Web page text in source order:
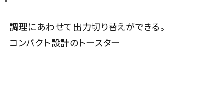
調理にあわせて出力切り替えができる。
コンパクト設計のトースター